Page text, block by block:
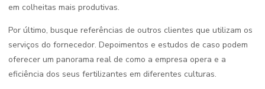
em colheitas mais produtivas.
Por último, busque referências de outros clientes que utilizam os
serviços do fornecedor. Depoimentos e estudos de caso podem
oferecer um panorama real de como a empresa opera e a
eficiência dos seus fertilizantes em diferentes culturas.